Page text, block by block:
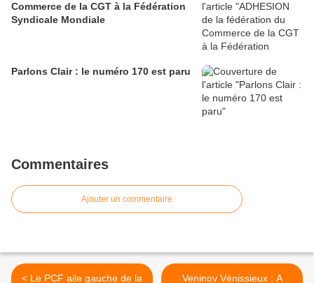
Commerce de la CGT à la Fédération
Syndicale Mondiale
Parlons Clair : le numéro 170 est paru
Commentaires
Ajouter un commentaire
< Le PCF aile gauche de la
Veninov Vénissieux : A